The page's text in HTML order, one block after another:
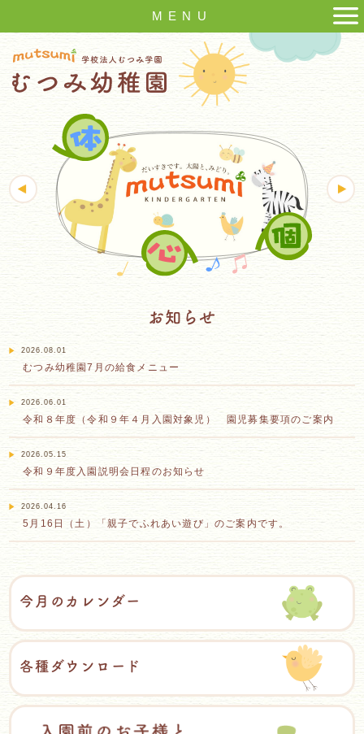
MENU
お知らせ
2026.08.01
むつみ幼稚園7月の給食メニュー
2026.06.01
令和８年度（令和９年４月入園対象児） 園児募集要項のご案内
2026.05.15
令和９年度入園説明会日程のお知らせ
2026.04.16
5月16日（土）「親子でふれあい遊び」のご案内です。
今月のカレンダー
各種ダウンロード